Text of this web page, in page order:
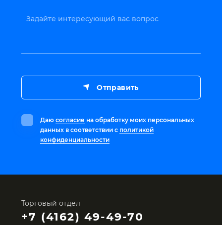
Задайте интересующий вас вопрос
Даю согласие на обработку моих персональных
данных в соответствии с политикой
конфиденциальности
Отправить
Торговый отдел
+7 (4162) 49-49-70